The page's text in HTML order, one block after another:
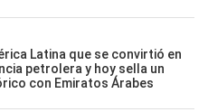
Latina que se convirtió en
petrolera y hoy sella un
con Emiratos Árabes